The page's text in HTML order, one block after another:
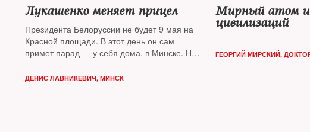
Лукашенко меняет прицел
Президента Белоруссии не будет 9 мая на
Красной площади. В этот день он сам
примет парад — у себя дома, в Минске. Но
над брусчаткой, по которой пойдет
ДЕНИС ЛАВНИКЕВИЧ, МИНСК
Мирный атом и
цивилизаций
ГЕОРГИЙ МИРСКИЙ,